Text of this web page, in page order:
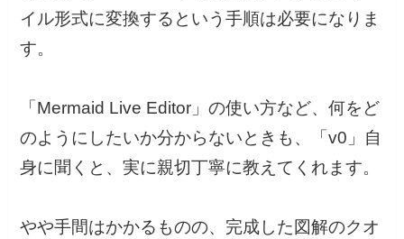
イル形式に変換するという手順は必要になりま
す。
「Mermaid Live Editor」の使い方など、何をど
のようにしたいか分からないときも、「v0」自
身に聞くと、実に親切丁寧に教えてくれます。
やや手間はかかるものの、完成した図解のクオ